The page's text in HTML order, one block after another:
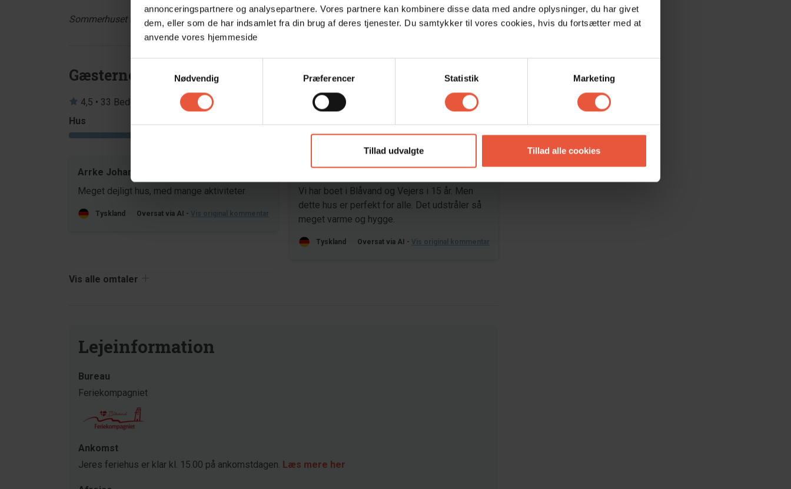
annonceringspartnere og analysepartnere. Vores partnere kan kombinere disse data med andre oplysninger, du har givet
dem, eller som de har indsamlet fra din brug af deres tjenester. Du samtykker til vores cookies, hvis du fortsætter med at
anvende vores hjemmeside
Nødvendig
Præferencer Statistik Marketing
Tillad udvalgte Tillad alle cookies
Sommerhuset er røgfrit, og ungdomsgrupper er ikke tilladt.
Gæsterne siger
4,5 • 33 Bedømmelser
Hus
4,7
4,6
Arrke Johannson
Meget dejligt hus, med mange aktiviteter.
Tyskland Oversat via AI - Vis original kommentar
Marita Schipper
jun 2026
Vi har boet i Blåvand og Vejers i 15 år. Men
dette hus er perfekt for alle. Det udstråler så
meget varme og hygge.
Tyskland Oversat via AI - Vis original kommentar
Vis alle omtaler
Lejeinformation
Bureau
Feriekompagniet
Ankomst
Jeres feriehus er klar kl. 15.00 på ankomstdagen. Læs mere her